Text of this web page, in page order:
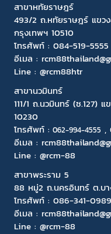
สาขาหทัยราษฎร์
493/2 ถ.หทัยราษฎร์ แขว
กรุงเทพฯ 10510
โทรศัพท์ : 084-519-5555
อีเมล :
Line : @rcm88htr
สาขานวมินทร์
111/1 ถ.นวมินทร์ (ซ.127)
10230
โทรศัพท์ : 062-994-4555 ,
อีเมล :
Line : @rcm-88
สาขาพระราม 5
88 หมู่2 ถ.นครอินทร์ ต.บา
โทรศัพท์ : 086-341-0989
อีเมล :
Line : @rcm-88